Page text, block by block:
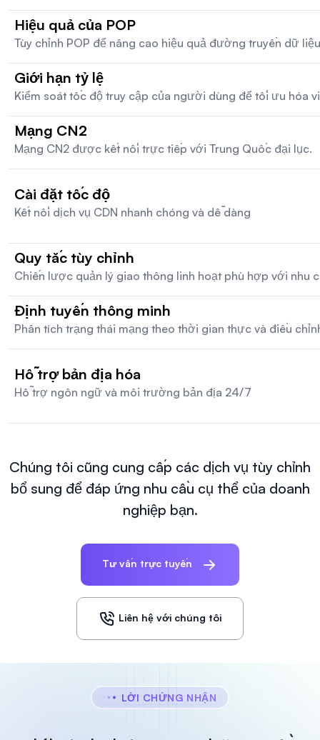
Hiệu quả của POP
Tùy chỉnh POP để nâng cao hiệu quả đường truyền dữ liệu
Giới hạn tỷ lệ
Kiểm soát tốc độ truy cập của người dùng để tối ưu hóa
Mạng CN2
Mạng CN2 được kết nối trực tiếp với Trung Quốc đại lục.
Cài đặt tốc độ
Kết nối dịch vụ CDN nhanh chóng và dễ dàng
Quy tắc tùy chỉnh
Chiến lược quản lý giao thông linh hoạt phù hợp với nhu
Định tuyến thông minh
Phân tích trạng thái mạng theo thời gian thực và điều
Hỗ trợ bản địa hóa
Hỗ trợ ngôn ngữ và môi trường bản địa 24/7
Chúng tôi cũng cung cấp các dịch vụ tùy chỉnh
bổ sung để đáp ứng nhu cầu cụ thể của doanh
nghiệp bạn.
Tư vấn trực tuyến
Liên hệ với chúng tôi
LỜI CHỨNG NHẬN